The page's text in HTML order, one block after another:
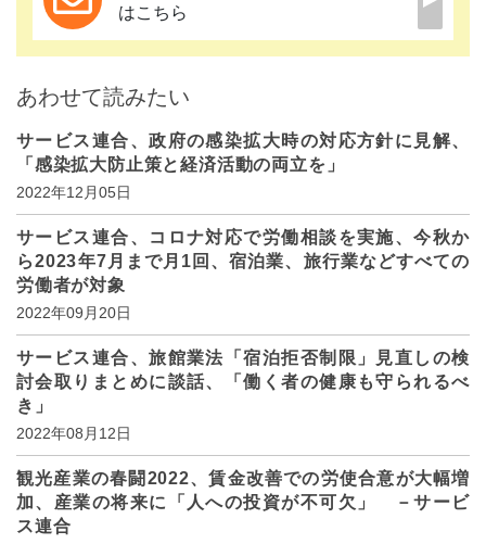
はこちら
あわせて読みたい
サービス連合、政府の感染拡大時の対応方針に見解、
「感染拡大防止策と経済活動の両立を」
2022年12月05日
サービス連合、コロナ対応で労働相談を実施、今秋か
ら2023年7月まで月1回、宿泊業、旅行業などすべての
労働者が対象
2022年09月20日
サービス連合、旅館業法「宿泊拒否制限」見直しの検
討会取りまとめに談話、「働く者の健康も守られるべ
き」
2022年08月12日
観光産業の春闘2022、賃金改善での労使合意が大幅増
加、産業の将来に「人への投資が不可欠」 －サービ
ス連合